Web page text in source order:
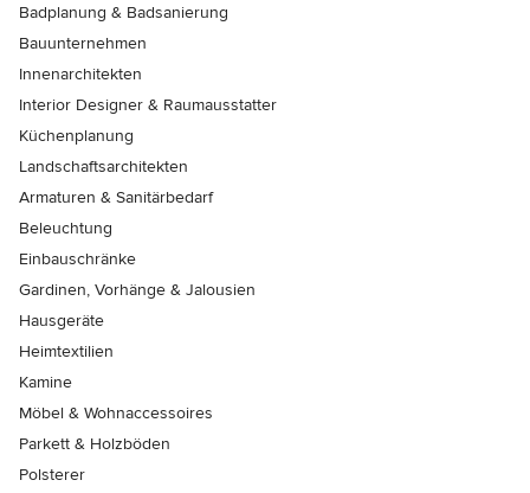
Badplanung & Badsanierung
Bauunternehmen
Innenarchitekten
Interior Designer & Raumausstatter
Küchenplanung
Landschaftsarchitekten
Armaturen & Sanitärbedarf
Beleuchtung
Einbauschränke
Gardinen, Vorhänge & Jalousien
Hausgeräte
Heimtextilien
Kamine
Möbel & Wohnaccessoires
Parkett & Holzböden
Polsterer